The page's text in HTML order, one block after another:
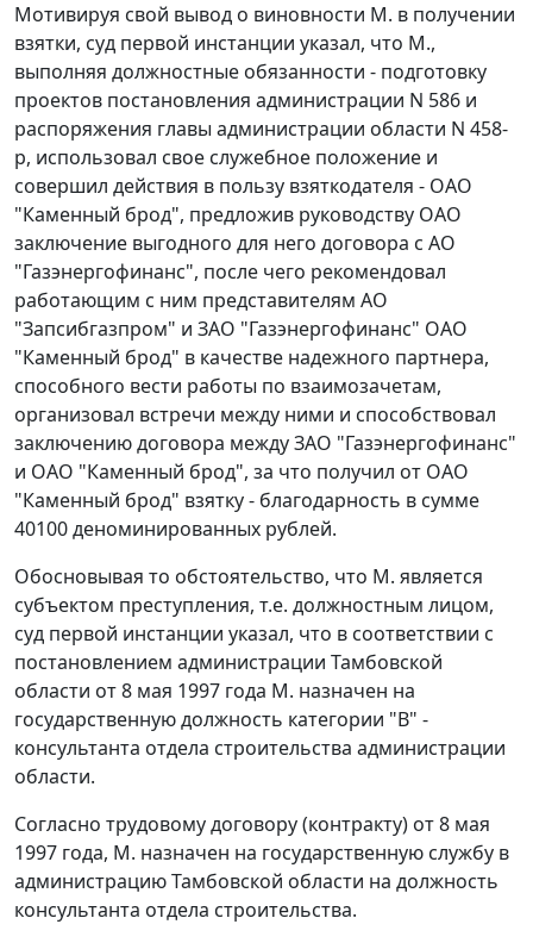
Мотивируя свой вывод о виновности М. в получении
взятки, суд первой инстанции указал, что М.,
выполняя должностные обязанности - подготовку
проектов постановления администрации N 586 и
распоряжения главы администрации области N 458-
р, использовал свое служебное положение и
совершил действия в пользу взяткодателя - ОАО
"Каменный брод", предложив руководству ОАО
заключение выгодного для него договора с АО
"Газэнергофинанс", после чего рекомендовал
работающим с ним представителям АО
"Запсибгазпром" и ЗАО "Газэнергофинанс" ОАО
"Каменный брод" в качестве надежного партнера,
способного вести работы по взаимозачетам,
организовал встречи между ними и способствовал
заключению договора между ЗАО "Газэнергофинанс"
и ОАО "Каменный брод", за что получил от ОАО
"Каменный брод" взятку - благодарность в сумме
40100 деноминированных рублей.
Обосновывая то обстоятельство, что М. является
субъектом преступления, т.е. должностным лицом,
суд первой инстанции указал, что в соответствии с
постановлением администрации Тамбовской
области от 8 мая 1997 года М. назначен на
государственную должность категории "В" -
консультанта отдела строительства администрации
области.
Согласно трудовому договору (контракту) от 8 мая
1997 года, М. назначен на государственную службу в
администрацию Тамбовской области на должность
консультанта отдела строительства.